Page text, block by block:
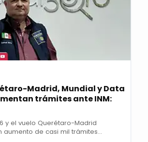
Madrid, Mundial y Data
trámites ante INM:
y el vuelo Querétaro-Madrid
aumento de casi mil trámites